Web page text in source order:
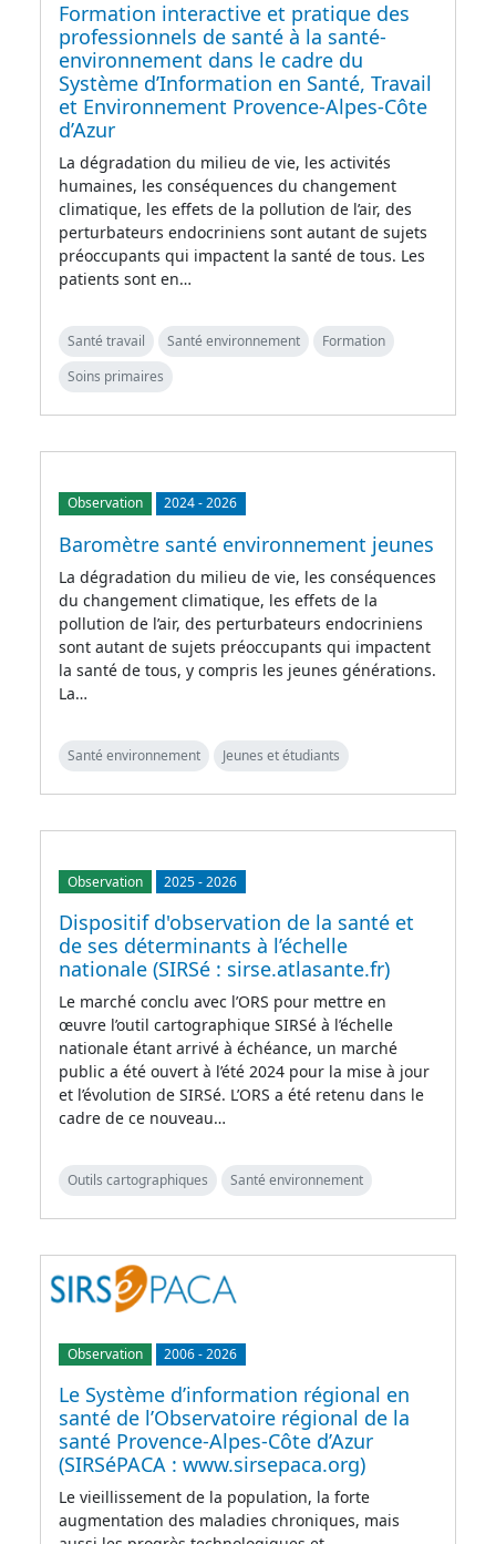
Formation interactive et pratique des
professionnels de santé à la santé-
environnement dans le cadre du
Système d’Information en Santé, Travail
et Environnement Provence-Alpes-Côte
d’Azur
La dégradation du milieu de vie, les activités
humaines, les conséquences du changement
climatique, les effets de la pollution de l’air, des
perturbateurs endocriniens sont autant de sujets
préoccupants qui impactent la santé de tous. Les
patients sont en…
Santé travail Santé environnement
Formation
Soins primaires
Observation 2024-2026
Baromètre santé environnement jeunes
La dégradation du milieu de vie, les conséquences
du changement climatique, les effets de la
pollution de l’air, des perturbateurs endocriniens
sont autant de sujets préoccupants qui impactent
la santé de tous, y compris les jeunes générations.
La…
Santé environnement Jeunes et étudiants
Observation 2025-2026
Dispositif d'observation de la santé et
de ses déterminants à l’échelle
nationale (SIRSé : sirse.atlasante.fr)
Le marché conclu avec l’ORS pour mettre en
œuvre l’outil cartographique SIRSé à l’échelle
nationale étant arrivé à échéance, un marché
public a été ouvert à l’été 2024 pour la mise à jour
et l’évolution de SIRSé. L’ORS a été retenu dans le
cadre de ce nouveau…
Outils cartographiques Santé environnement
Observation 2006-2026
Le Système d’information régional en
santé de l’Observatoire régional de la
santé Provence-Alpes-Côte d’Azur
(SIRSéPACA : www.sirsepaca.org)
Le vieillissement de la population, la forte
augmentation des maladies chroniques, mais